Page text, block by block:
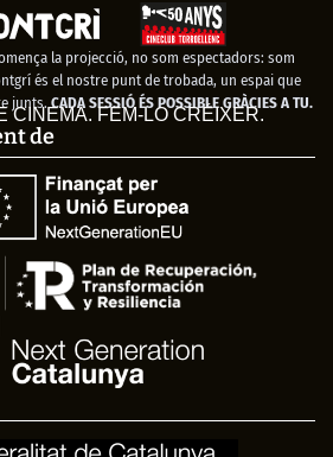
decimos, las cosas
que hacemos
(V.O.S.E.)
la projecció, no som espectadors: som
és el nostre punt de trobada, un espai que
junts. CADA SESSIÓ ÉS POSSIBLE GRÀCIES A TU.
CINEMA. FEM-LO CRÉIXER.
de